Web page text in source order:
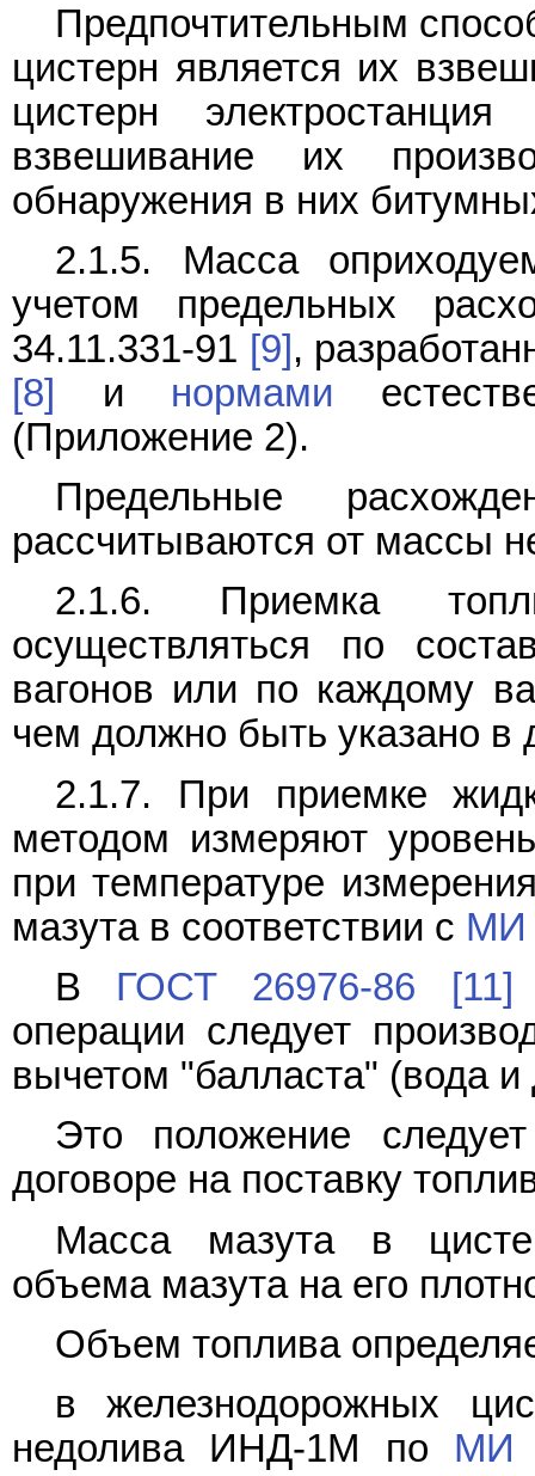
Предпочтительным
цистерн является их
цистерн
взвешивание их
обнаружения в них
2.1.5. Масса
учетом предельных
34.11.331-91 [9] ,
[8]
и нормами
(Приложение 2).
Предельные
рассчитываются от массы
2.1.6. Приемка
осуществляться по
вагонов или по каждому
чем должно быть указано в
2.1.7. При приемке
методом измеряют
при температуре
мазута в соответствии с МИ
В ГОСТ 26976-86 [11]
операции следует
вычетом "балласта" (вода и
Это положение
договоре на поставку
Масса мазута в
объема мазута на его
Объем топлива
в железнодорожных
недолива ИНД-1М по МИ